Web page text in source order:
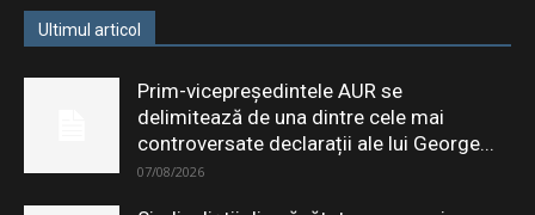
Ultimul articol
Prim-vicepreședintele AUR se
delimitează de una dintre cele mai
controversate declarații ale lui George...
07/08/2026